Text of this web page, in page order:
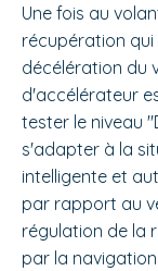
Une fois au
récupération
décélération du
d'accélérateur
tester le niveau
s'adapter à la
intelligente et
par rapport au
régulation de la
par la